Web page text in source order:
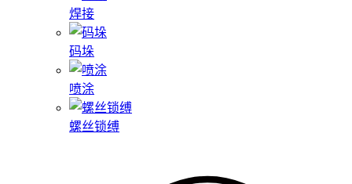
焊接
码垛
喷涂
螺丝锁缚